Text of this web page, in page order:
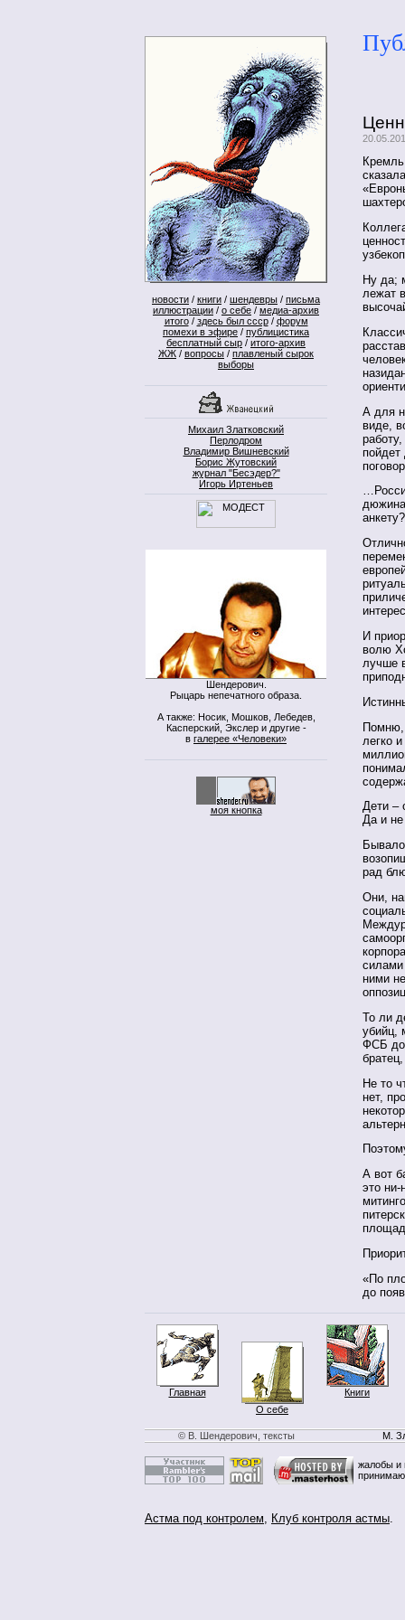
новости / книги / шендевры / письма
иллюстрации / о себе / медиа-архив
итого/ здесь был ссср/ форум
помехи в эфире / публицистика
бесплатный сыр / итого-архив
ЖЖ / вопросы / плавленый сырок
выборы
Михаил Златковский
Перлодром
Владимир Вишневский
Борис Жутовский
журнал "Бесэдер?"
Игорь Иртеньев
Шендерович.
Рыцарь непечатного образа.
А также: Носик, Мошков, Лебедев,
Касперский, Экслер и другие -
в галерее «Человеки»
моя кнопка
Ну да;
лежат
А для
виде,
пойдет
дюжина
И
волю
лучше
Помню,
легко
Дети –
Да и
рад
Они,
ними
То ли
убийц,
ФСБ до
Не то
нет,
А вот
это
«По
до
Главная
О себе
Книги
© В. Шендерович, тексты М.
жалобы и
Астма под контролем, Клуб контроля астмы.